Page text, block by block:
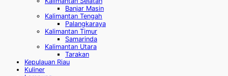
Banjar Masin
Kalimantan Tengah
Palangkaraya
Kalimantan Timur
Samarinda
Kalimantan Utara
Tarakan
Kepulauan Riau
Kuliner